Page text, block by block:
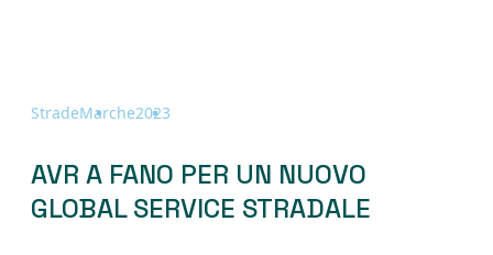
StradeMarche2023
AVR A FANO PER UN NUOVO
GLOBAL SERVICE STRADALE